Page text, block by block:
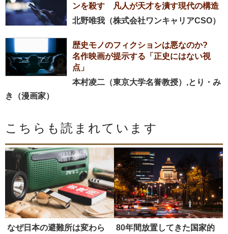
ンを殺す 凡人が天才を潰す現代の構造
北野唯我（株式会社ワンキャリアCSO）
歴史モノのフィクションは悪なのか?
名作映画が提示する「正史にはない視
点」
本村凌二（東京大学名誉教授）,とり・み
き（漫画家）
こちらも読まれています
なぜ日本の避難所は変わら
80年間放置してきた国家的